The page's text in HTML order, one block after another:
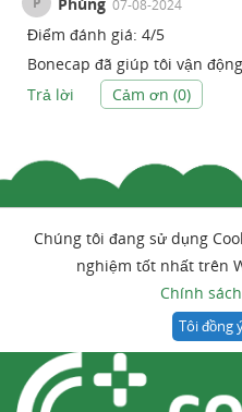
07-08-2024
Điểm đánh giá: 4/5
Bonecap đã giúp tôi vận
Trả lời
Cảm ơn (0)
Chúng tôi đang sử dụng
nghiệm tốt nhất trên
Chính
Tôi đồng